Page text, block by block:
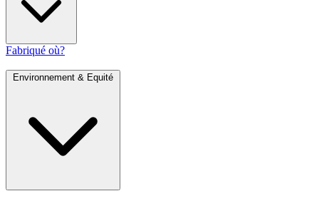
Fabriqué où?
Environnement & Equité